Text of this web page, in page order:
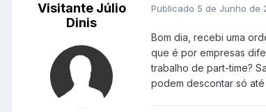
Visitante Júlio
Dinis
Publicado 5 de Junho de
Bom dia, recebi uma
que é por empresas
trabalho de part-time?
podem descontar só